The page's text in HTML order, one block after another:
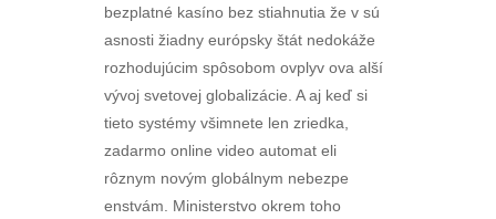
bezplatné kasíno bez stiahnutia že v sú
asnosti žiadny európsky štát nedokáže
rozhodujúcim spôsobom ovplyv ova alší
vývoj svetovej globalizácie. A aj keď si
tieto systémy všimnete len zriedka,
zadarmo online video automat eli
rôznym novým globálnym nebezpe
enstvám. Ministerstvo okrem toho